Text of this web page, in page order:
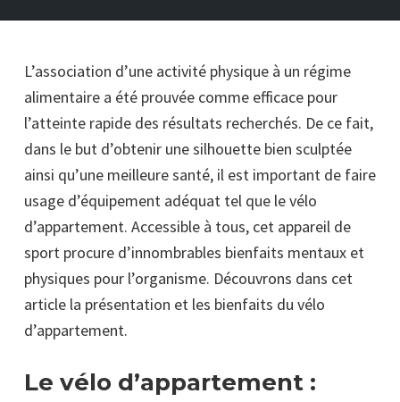
L’association d’une activité physique à un régime
alimentaire a été prouvée comme efficace pour
l’atteinte rapide des résultats recherchés. De ce fait,
dans le but d’obtenir une silhouette bien sculptée
ainsi qu’une meilleure santé, il est important de faire
usage d’équipement adéquat tel que le vélo
d’appartement. Accessible à tous, cet appareil de
sport procure d’innombrables bienfaits mentaux et
physiques pour l’organisme. Découvrons dans cet
article la présentation et les bienfaits du vélo
d’appartement.
Le vélo d’appartement :